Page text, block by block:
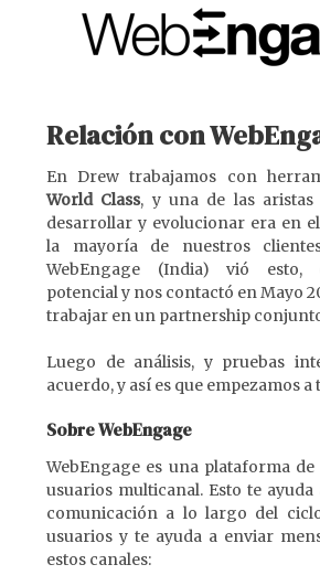
Relación con
En Drew trabajamos con
World Class, y una de las aristas
desarrollar y evolucionar era en
la mayoría de nuestros
WebEngage (India) vió esto,
potencial y nos contactó en Mayo
trabajar en un partnership
Luego de análisis, y pruebas
acuerdo, y así es que empezamos
Sobre WebEngage
WebEngage es una plataforma
usuarios multicanal. Esto te
comunicación a lo largo del
usuarios y te ayuda a enviar
estos canales: